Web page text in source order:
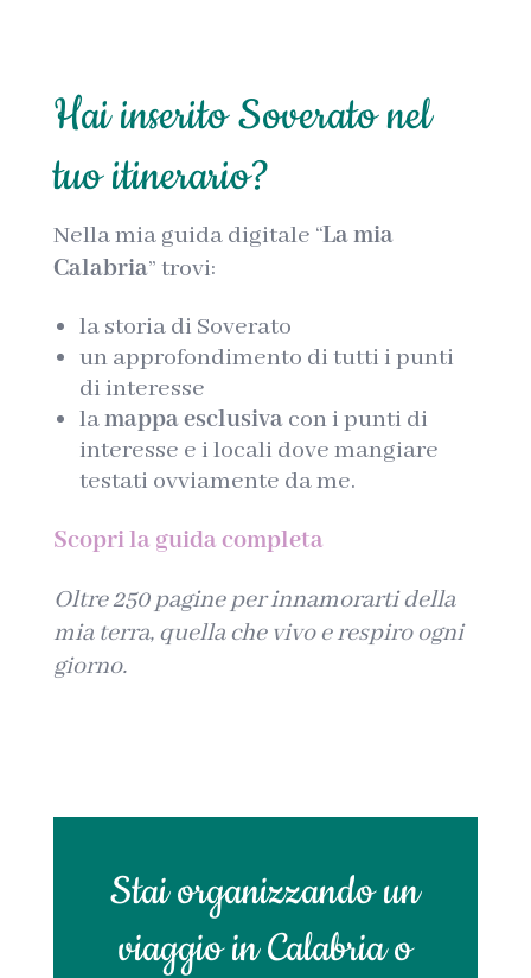
Hai inserito Soverato nel
tuo itinerario?
Nella mia guida digitale “La mia
Calabria” trovi:
la storia di Soverato
un approfondimento di tutti i punti
di interesse
lamappa esclusivacon i punti di
interesse e i locali dove mangiare
testati ovviamente da me.
Scopri la guida completa
Oltre 250 pagine per innamorarti della
mia terra, quella che vivo e respiro ogni
giorno.
Stai organizzando un
viaggio in Calabria o